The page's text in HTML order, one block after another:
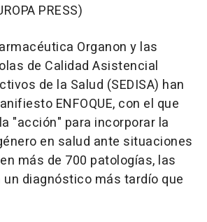
PRESS)
Organon y las
de Calidad Asistencial
de la Salud (SEDISA) han
ENFOQUE, con el que
"acción" para incorporar la
en salud ante situaciones
más de 700 patologías, las
diagnóstico más tardío que